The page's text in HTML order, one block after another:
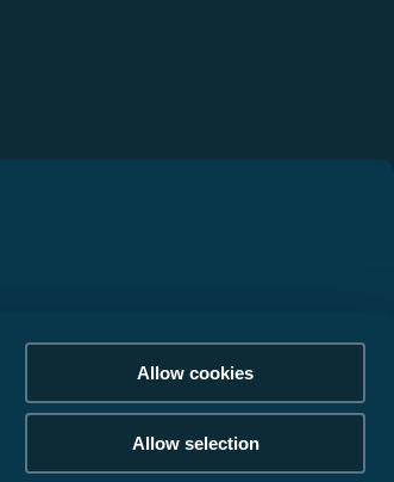
Allow cookies
Allow selection